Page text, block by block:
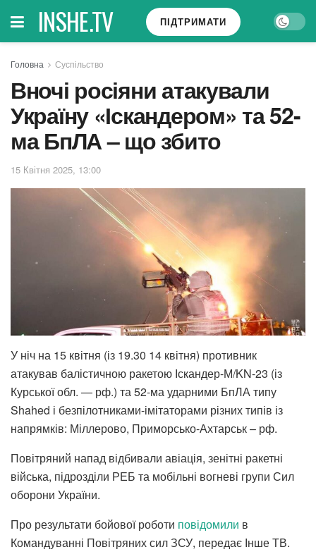
INSHE.TV ПІДТРИМАТИ
Головна Суспільство
Вночі росіяни атакували
Україну «Іскандером» та 52-
ма БпЛА – що збито
15 Квітня 2025, 13:00
У ніч на 15 квітня (із 19.30 14 квітня) противник
атакував балістичною ракетою Іскандер-М/KN-23 (із
Курської обл. — рф.) та 52-ма ударними БпЛА типу
Shahed і безпілотниками-імітаторами різних типів із
напрямків: Міллерово, Приморсько-Ахтарськ – рф.
Повітряний напад відбивали авіація, зенітні ракетні
війська, підрозділи РЕБ та мобільні вогневі групи Сил
оборони України.
Про результати бойової роботи повідомили в
Командуванні Повітряних сил ЗСУ, передає Інше ТВ.